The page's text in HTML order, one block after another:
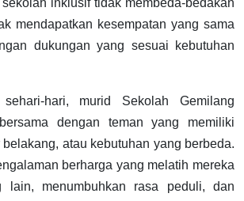
mendapatkan kesempatan yang sama
dukungan yang sesuai kebutuhan
hari, murid Sekolah Gemilang
dengan teman yang memiliki
belakang, atau kebutuhan yang berbeda.
berharga yang melatih mereka
lain, menumbuhkan rasa peduli, dan